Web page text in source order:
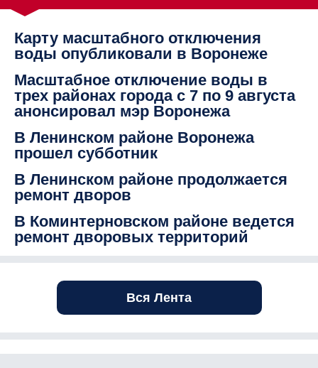
Карту масштабного отключения
воды опубликовали в Воронеже
Масштабное отключение воды в
трех районах города с 7 по 9 августа
анонсировал мэр Воронежа
В Ленинском районе Воронежа
прошел субботник
В Ленинском районе продолжается
ремонт дворов
В Коминтерновском районе ведется
ремонт дворовых территорий
Вся Лента